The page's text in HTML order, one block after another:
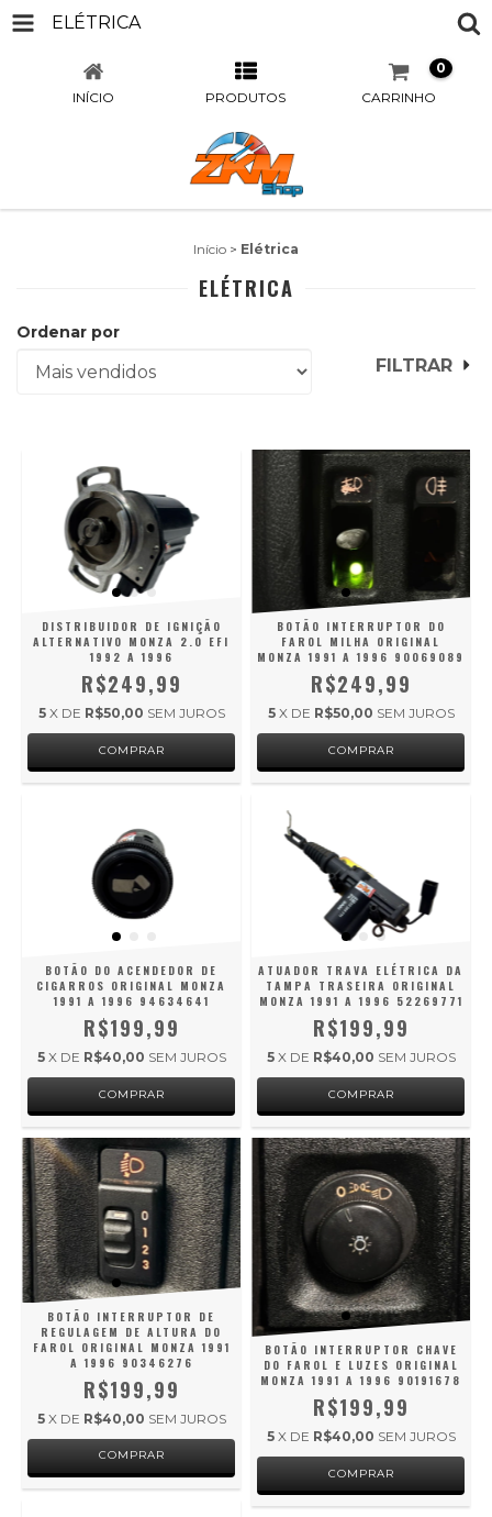
ELÉTRICA
INÍCIO PRODUTOS CARRINHO
0
Início > Elétrica
ELÉTRICA
Ordenar por
FILTRAR
DISTRIBUIDOR DE IGNIÇÃO
ALTERNATIVO MONZA 2.0 EFI
1992 A 1996
R$249,99
5 X DE R$50,00 SEM JUROS
BOTÃO INTERRUPTOR DO
FAROL MILHA ORIGINAL
MONZA 1991 A 1996 90069089
R$249,99
5 X DE R$50,00 SEM JUROS
BOTÃO DO ACENDEDOR DE
CIGARROS ORIGINAL MONZA
1991 A 1996 94634641
R$199,99
5 X DE R$40,00 SEM JUROS
ATUADOR TRAVA ELÉTRICA DA
TAMPA TRASEIRA ORIGINAL
MONZA 1991 A 1996 52269771
R$199,99
5 X DE R$40,00 SEM JUROS
BOTÃO INTERRUPTOR DE
REGULAGEM DE ALTURA DO
FAROL ORIGINAL MONZA 1991
A 1996 90346276
R$199,99
5 X DE R$40,00 SEM JUROS
BOTÃO INTERRUPTOR CHAVE
DO FAROL E LUZES ORIGINAL
MONZA 1991 A 1996 90191678
R$199,99
5 X DE R$40,00 SEM JUROS